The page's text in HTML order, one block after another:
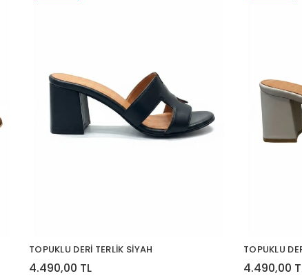
TOPUKLU DERİ TERLİK SİYAH
4.490,00 TL
TOPUKLU
4.490,00